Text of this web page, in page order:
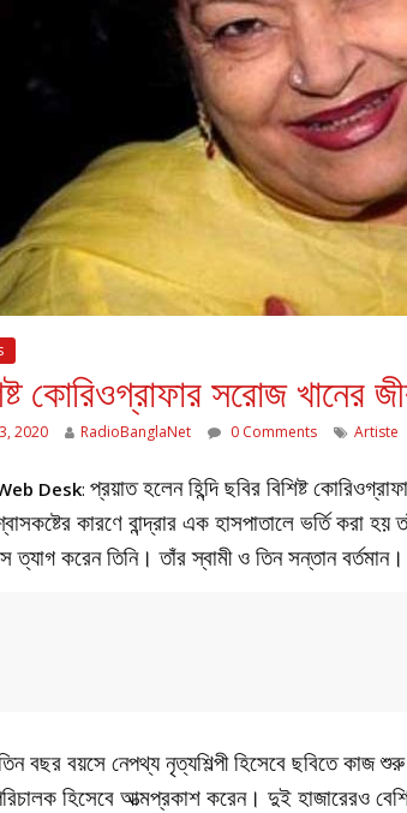
কোরিওগ্রাফার সরোজ খানের
2020 RadioBanglaNet 0 Comments Artiste
Desk: প্রয়াত হলেন হিন্দি ছবির বিশিষ্ট
কারণে বান্দ্রার এক হাসপাতালে ভর্তি
ত্যাগ করেন তিনি। তাঁর স্বামী ও তিন সন্তান বর্তমান।
বছর বয়সে নেপথ্য নৃত্যশিল্পী হিসেবে ছবিতে কাজ
হিসেবে আত্মপ্রকাশ করেন। দুই হাজারেরও